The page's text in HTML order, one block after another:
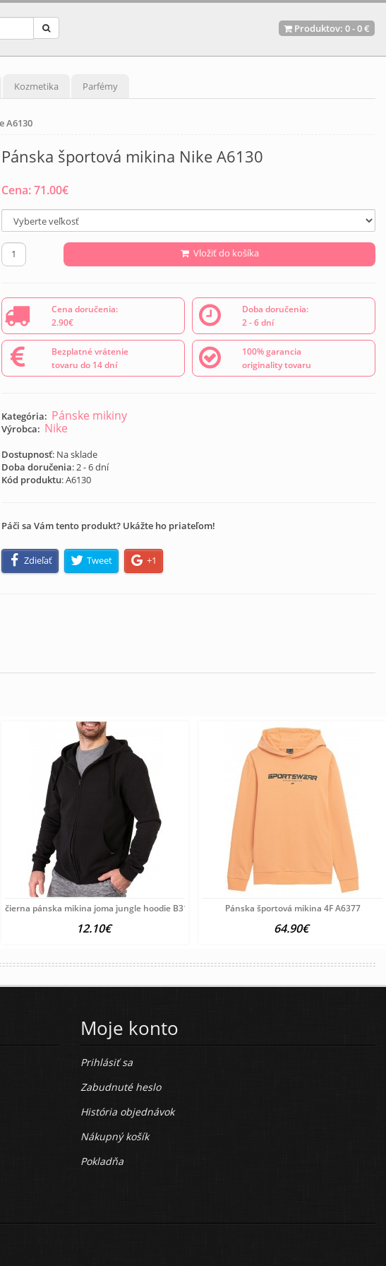
Produktov: 0-0 €
Kozmetika Parfémy
A6130
Pánska športová mikina Nike A6130
Cena:71.00€
Vložiť do košíka
Cena doručenia:
2.90€
Doba doručenia:
2 - 6 dní
Bezplatné vrátenie
tovaru do 14 dní
100% garancia
originality tovaru
Kategória: Pánske mikiny
Výrobca: Nike
Dostupnosť: Na sklade
Doba doručenia: 2 - 6 dní
Kód produktu:A6130
Páči sa Vám tento produkt? Ukážte ho priateľom!
Zdieľať Tweet +1
čierna pánska mikina joma jungle hoodie B3188
12.10€
Pánska športová mikina 4F A6377
64.90€
Moje konto
Prihlásiť sa
Zabudnuté heslo
História objednávok
Nákupný košík
Pokladňa